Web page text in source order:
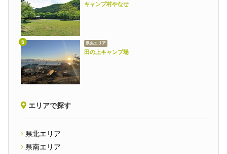
キャンプ村やなせ
県央エリア
田の上キャンプ場
エリアで探す
県北エリア
県南エリア